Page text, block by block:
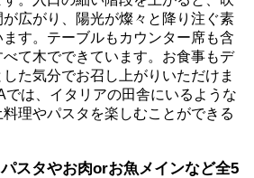
広がり、陽光が燦々と降り注ぐ素
す。テーブルもカウンター席も含
て木でできています。お食事もデ
た気分でお召し上がりいただけま
では、イタリアの田舎にいるような
理やパスタを楽しむことができる
パスタやお肉orお魚メインなど全5